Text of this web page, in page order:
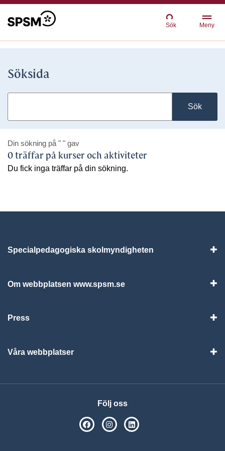
Sök Meny
Söksida
Sök
Din sökning på " " gav
0 träffar på kurser och aktiviteter
Du fick inga träffar på din sökning.
Specialpedagogiska skolmyndigheten
Om webbplatsen www.spsm.se
Press
Våra webbplatser
Följ oss
SPSM på Facebook
SPSM på Instagram